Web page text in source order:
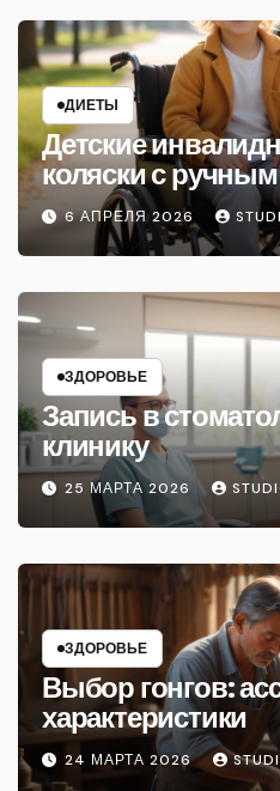
ДИЕТЫ
Детские
коляски с
6 АПРЕЛЯ 2026
ЗДОРОВЬЕ
Запись в
клинику
25 МАРТА 2026
ЗДОРОВЬЕ
Выбор гонгов:
характеристики
24 МАРТА 2026